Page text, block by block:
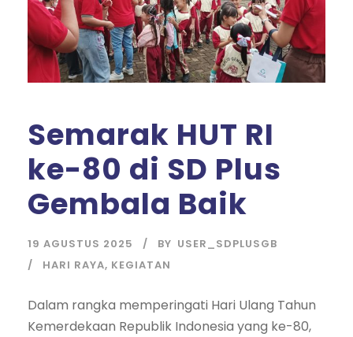
Semarak HUT RI
ke-80 di SD Plus
Gembala Baik
19 AGUSTUS 2025 BY USER_SDPLUSGB
HARI RAYA, KEGIATAN
Dalam rangka memperingati Hari Ulang Tahun
Kemerdekaan Republik Indonesia yang ke-80,